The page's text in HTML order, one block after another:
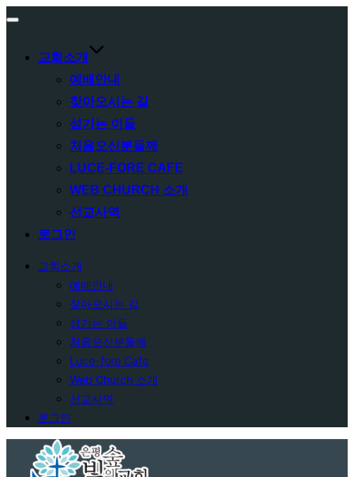
Toggle
교회소개
예배안내
찾아오시는 길
섬기는 이들
처음오신분들께
LUCE-FORE CAFE
WEB CHURCH 소개
선교사역
로그인
교회소개
예배안내
찾아오시는 길
섬기는 이들
처음오신분들께
Luce-fore Cafe
Web Church 소개
선교사역
로그인